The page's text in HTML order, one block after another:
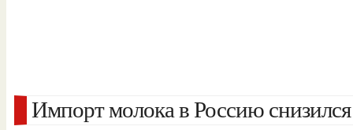
Импорт молока в Россию снизился